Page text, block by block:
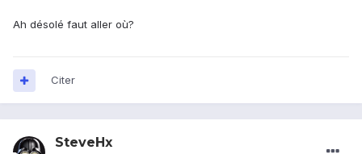
Ah désolé faut aller où?
Citer
SteveHx